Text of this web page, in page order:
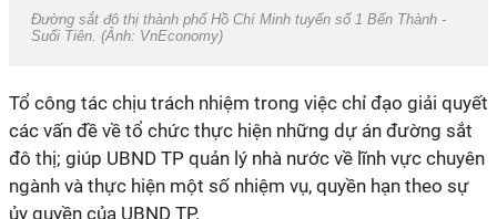
Đường sắt đô thị thành phố Hồ Chí Minh tuyến số 1 Bến Thành -
Suối Tiên. (Ảnh: VnEconomy)
Tổ công tác chịu trách nhiệm trong việc chỉ đạo giải quyết
các vấn đề về tổ chức thực hiện những dự án đường sắt
đô thị; giúp UBND TP quản lý nhà nước về lĩnh vực chuyên
ngành và thực hiện một số nhiệm vụ, quyền hạn theo sự
ủy quyền của UBND TP.